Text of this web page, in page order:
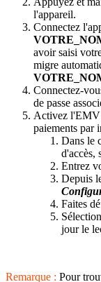
l'appareil.
Connectez
avoir saisi
migre
Connectez-
de passe
Activez l'EMV
paiements par
Dans le
d'accès,
Entrez
Depuis
Faites
jour le
Remarque : Pour